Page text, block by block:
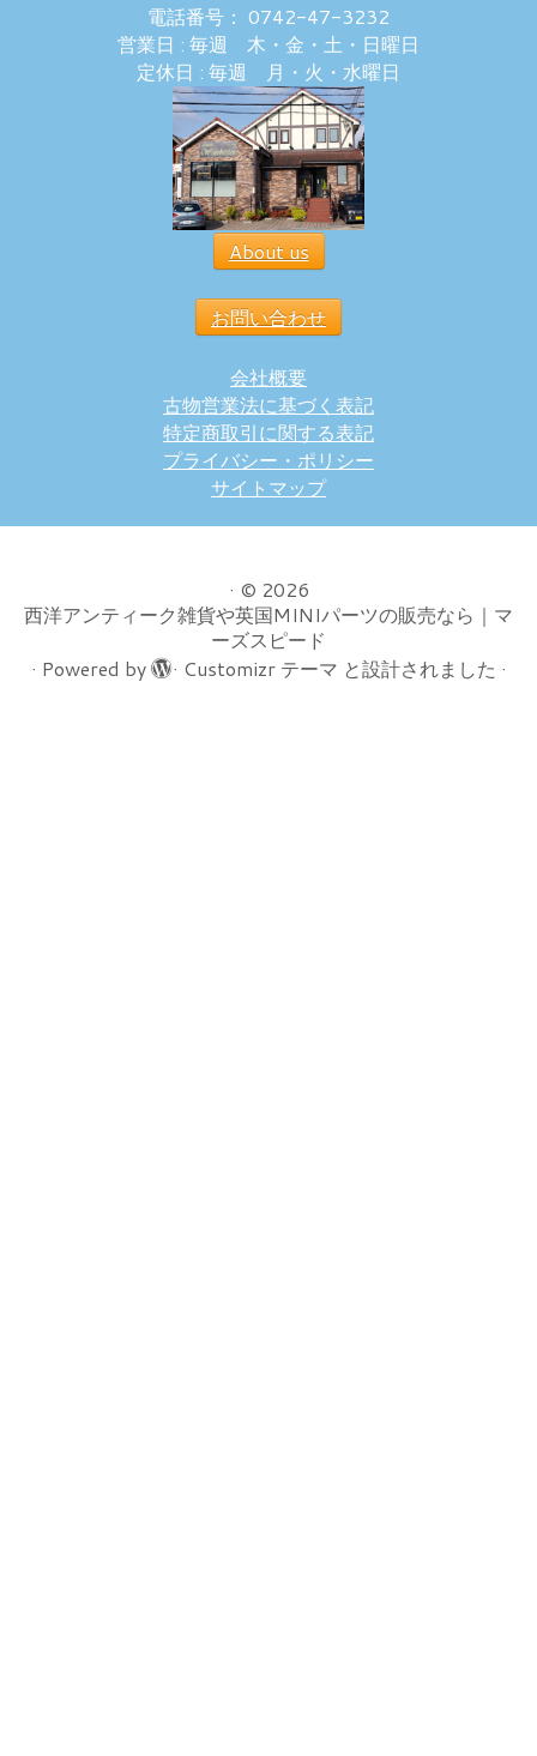
電話番号： 0742-47-3232
営業日 : 毎週 木・金・土・日曜日
定休日 : 毎週 月・火・水曜日
About us
お問い合わせ
会社概要
古物営業法に基づく表記
特定商取引に関する表記
プライバシー・ポリシー
サイトマップ
· © 2026
西洋アンティーク雑貨や英国MINIパーツの販売なら｜マ
ーズスピード
· Powered by · Customizr テーマ と設計されました ·